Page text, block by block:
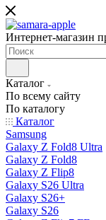
Интернет-магазин
Каталог
По всему сайту
По каталогу
Каталог
Samsung
Galaxy Z Fold8 Ultra
Galaxy Z Fold8
Galaxy Z Flip8
Galaxy S26 Ultra
Galaxy S26+
Galaxy S26